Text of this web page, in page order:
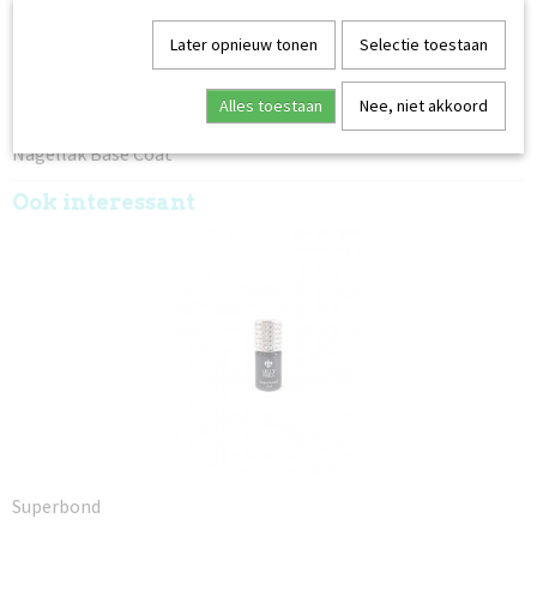
minuut drogen. Een extra laag topcoat zorgt voor een
betere houdbaarheid.
Technische datasheet:
Nagellak Base Coat
Ook interessant
Superbond
Later opnieuw tonen Selectie toestaan
Alles toestaan Nee, niet akkoord